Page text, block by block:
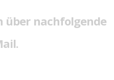
über nachfolgende